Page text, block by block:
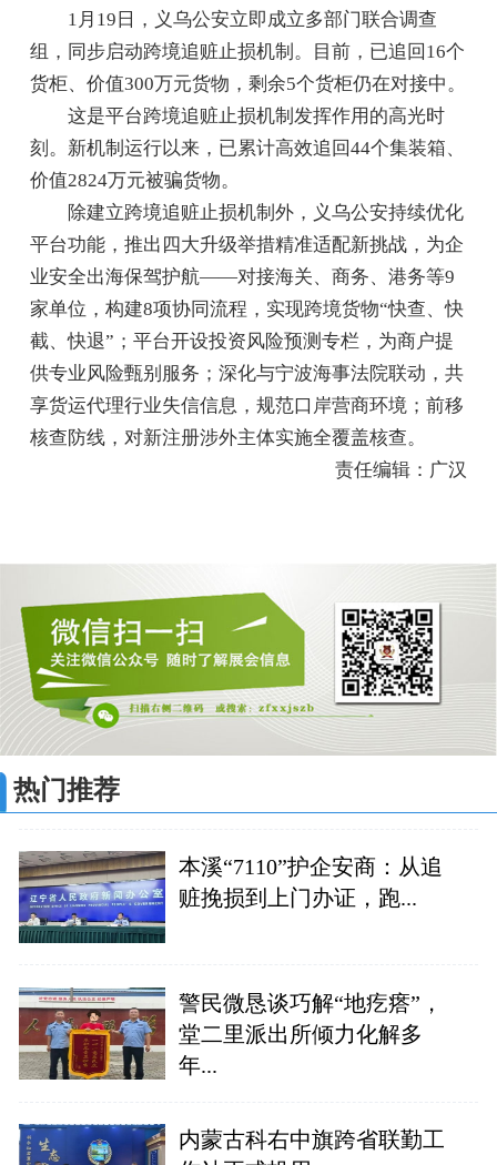
1月19日，义乌公安立即成立多部门联合调查
组，同步启动跨境追赃止损机制。目前，已追回16个
货柜、价值300万元货物，剩余5个货柜仍在对接中。
这是平台跨境追赃止损机制发挥作用的高光时
刻。新机制运行以来，已累计高效追回44个集装箱、
价值2824万元被骗货物。
除建立跨境追赃止损机制外，义乌公安持续优化
平台功能，推出四大升级举措精准适配新挑战，为企
业安全出海保驾护航——对接海关、商务、港务等9
家单位，构建8项协同流程，实现跨境货物“快查、快
截、快退”；平台开设投资风险预测专栏，为商户提
供专业风险甄别服务；深化与宁波海事法院联动，共
享货运代理行业失信信息，规范口岸营商环境；前移
核查防线，对新注册涉外主体实施全覆盖核查。
责任编辑：广汉
热门推荐
本溪“7110”护企安商：从追
赃挽损到上门办证，跑...
警民微恳谈巧解“地疙瘩”，
堂二里派出所倾力化解多
年...
内蒙古科右中旗跨省联勤工